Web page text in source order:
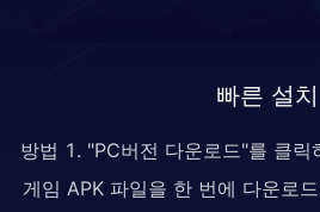
빠른 설치
방법 1. "PC버전 다운로드"를 클릭
게임 APK 파일을 한 번에 다운로